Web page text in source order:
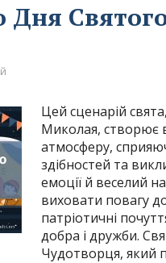
Дня
Цей сценарій
Миколая, створює
атмосферу,
здібностей та
емоції й веселий
виховати повагу
патріотичні
добра і дружби.
Чудотворця, який